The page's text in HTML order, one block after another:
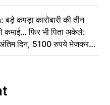
कपड़ा कारोबारी की तीन
कमाई… फिर भी पिता अकेले:
अंतिम दिन, 5100 रुपये भेजकर
कर दीजिए हम नहीं आ पाएंगे